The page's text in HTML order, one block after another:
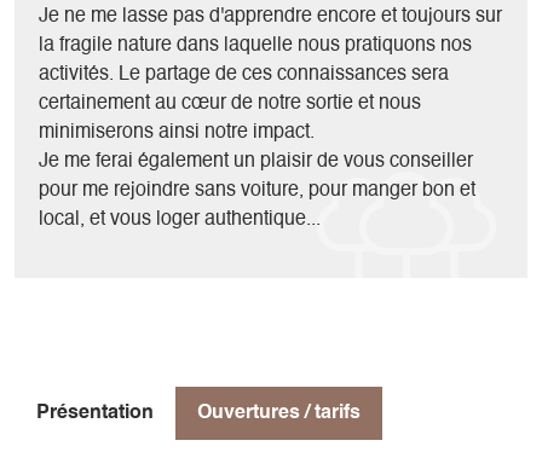
adapté et des bâtons si nécessaire.
Nous apprendrons à reconnaître les traces d'animaux à
imaginer leur vie hivernale grâce aux indices trouvé sur le
terrain, nous pourrons construire un igloo, nous initier à la
recherche Détecteur de Victimes en Avalanches ou encore
dormir une ou plusieurs nuits en cabane.
Pour les plus audacieux, la traversée des hauts plateaux du
Vercors au cœur de l'hiver représente une des plus belles
Je ne me lasse pas d'apprendre encore et toujours sur
la fragile nature dans laquelle nous pratiquons nos
activités. Le partage de ces connaissances sera
certainement au cœur de notre sortie et nous
minimiserons ainsi notre impact.
Je me ferai également un plaisir de vous conseiller
pour me rejoindre sans voiture, pour manger bon et
local, et vous loger authentique...
Présentation Ouvertures / tarifs